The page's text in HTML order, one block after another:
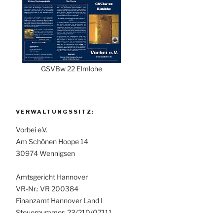
GSVBw 22 Elmlohe
VERWALTUNGSSITZ:
Vorbei e.V.
Am Schönen Hoope 14
30974 Wennigsen
Amtsgericht Hannover
VR-Nr.: VR 200384
Finanzamt Hannover Land I